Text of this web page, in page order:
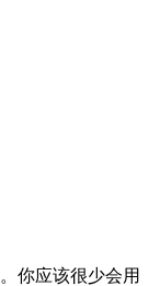
你应该很少会用